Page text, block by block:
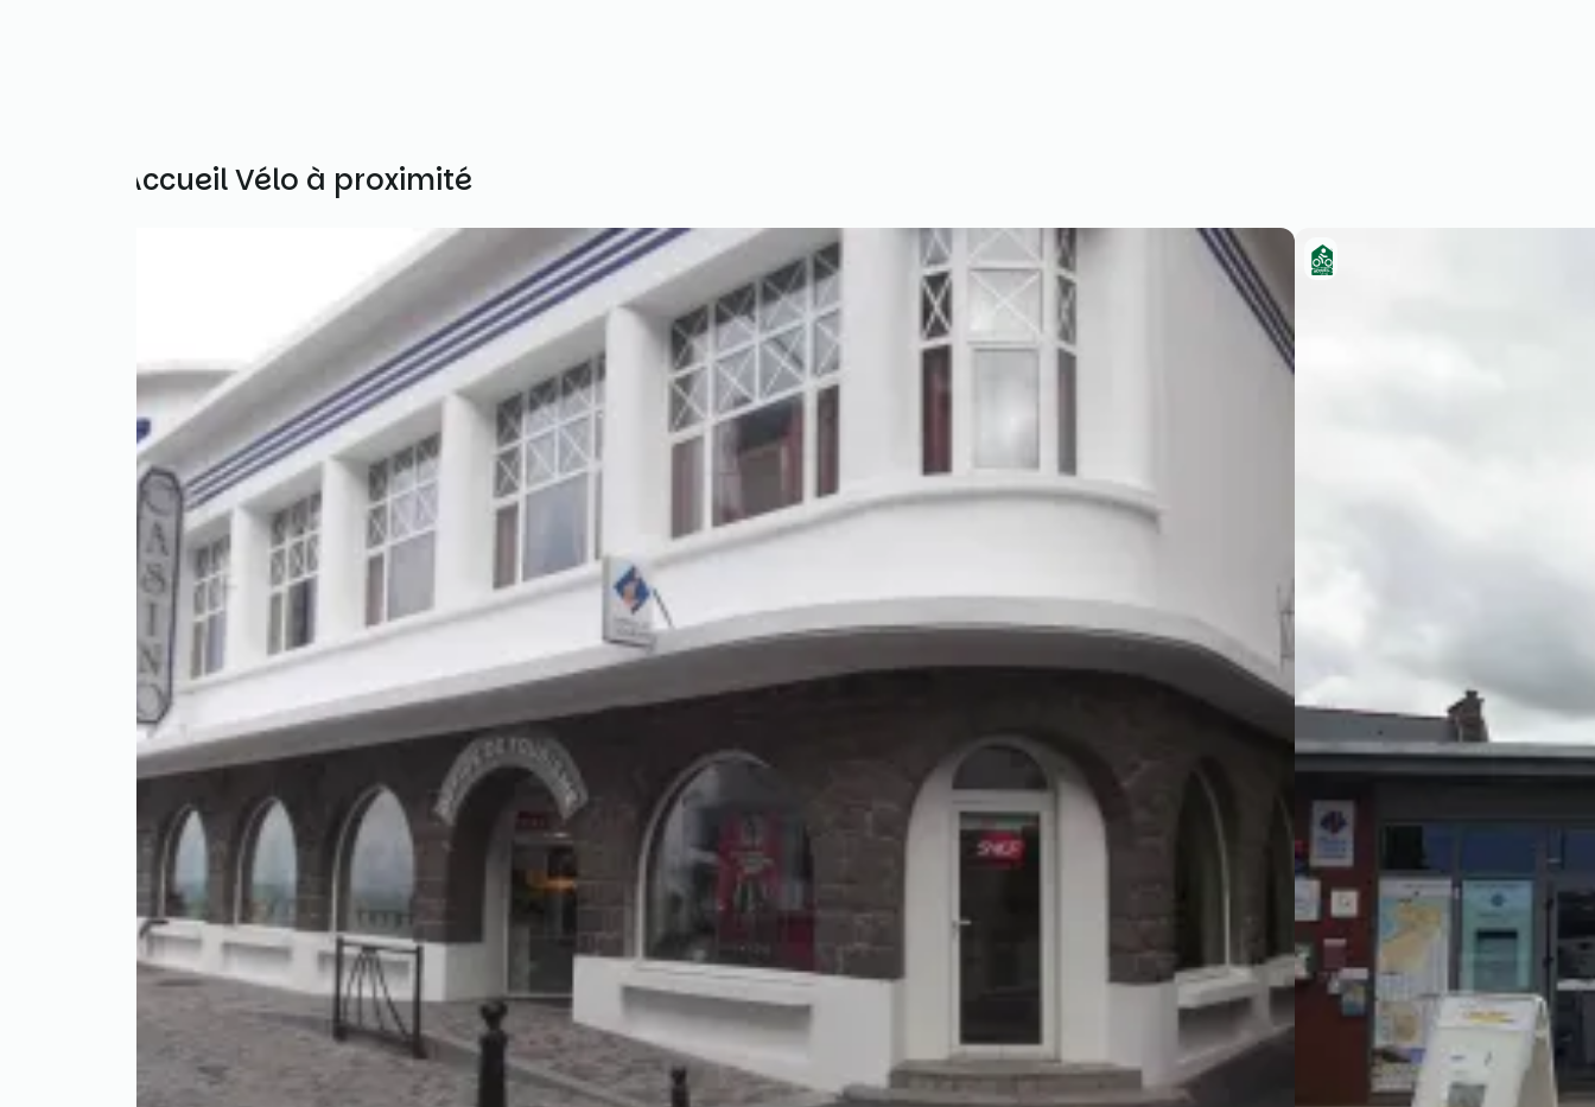
Autres Accueil Vélo à proximité